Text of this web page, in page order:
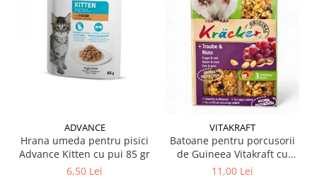
ADVANCE
Hrana umeda pentru pisici
Advance Kitten cu pui 85 gr
6,50 Lei
VITAKRAFT
Batoane pentru porcusorii
de Guineea Vitakraft cu
struguri & nuci 2 buc
11,00 Lei